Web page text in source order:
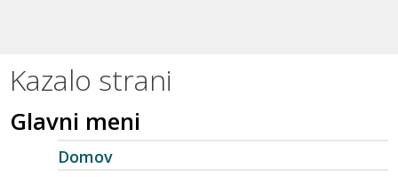
Kazalo strani
Glavni meni
Domov